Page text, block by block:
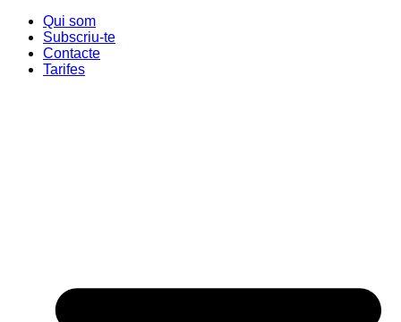
Qui som
Subscriu-te
Contacte
Tarifes